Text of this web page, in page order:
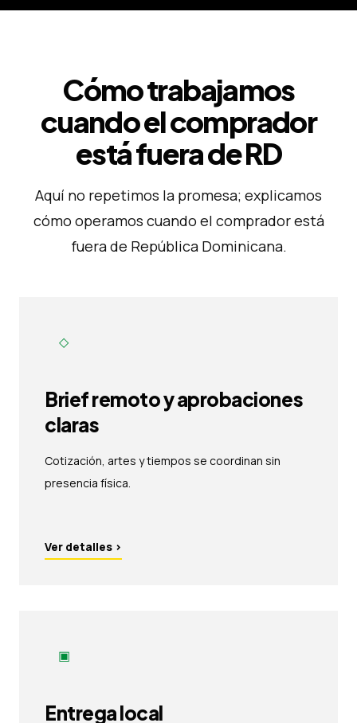
Cómo trabajamos
cuando el comprador
está fuera de RD
Aquí no repetimos la promesa; explicamos
cómo operamos cuando el comprador está
fuera de República Dominicana.
◇
Brief remoto y aprobaciones
claras
Cotización, artes y tiempos se coordinan sin
presencia física.
Ver detalles ›
▣
Entrega local